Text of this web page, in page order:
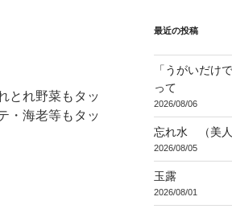
とれ野菜もタッ
・海老等もタッ
最近の投稿
「うがいだけ
って
2026/08/06
忘れ水 （美人
2026/08/05
玉露
2026/08/01